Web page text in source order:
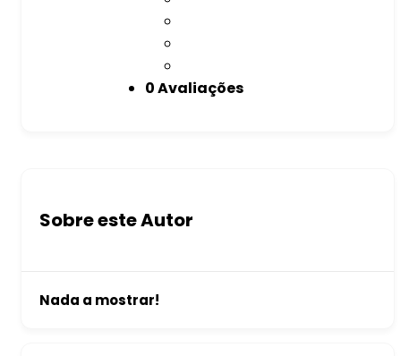
0 Avaliações
Sobre este Autor
Nada a mostrar!